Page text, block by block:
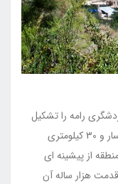
رامه را تشکیل
می دهند در 55کیلومتری شمال شرق شهر گرمسار و 30 کیلومتری
از پیشینه ای
هزار ساله آن